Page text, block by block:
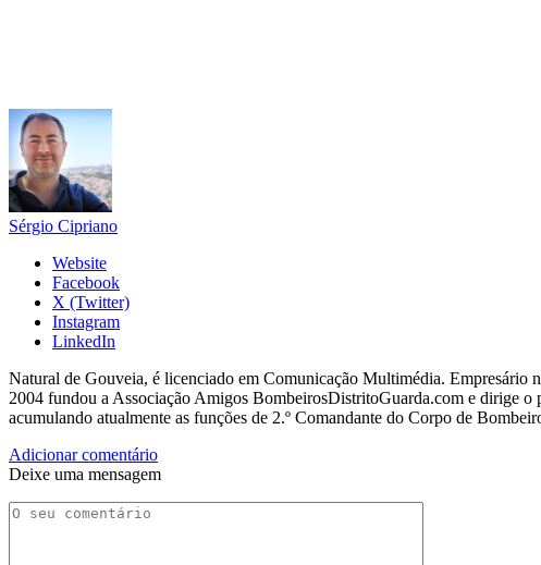
Sérgio Cipriano
Website
Facebook
X (Twitter)
Instagram
LinkedIn
Natural de Gouveia, é licenciado em Comunicação Multimédia. Empresário
2004 fundou a Associação Amigos BombeirosDistritoGuarda.com e dirige
acumulando atualmente as funções de 2.º Comandante do Corpo de
Adicionar comentário
Deixe uma mensagem